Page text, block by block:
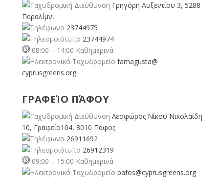
Γρηγόρη Αυξεντίου 3, 5288
Παραλίμνι
23744975
23744974
08:00 – 14:00 Καθημερινά
famagusta@
cyprusgreens.org
ΓΡΑΦΕΊΟ ΠΆΦΟΥ
Λεοφώρος Νίκου Νικολαίδη
10, Γραφείο104, 8010 Πάφος
26911692
26912319
09:00 – 15:00 Καθημερινά
pafos@cyprusgreens.org